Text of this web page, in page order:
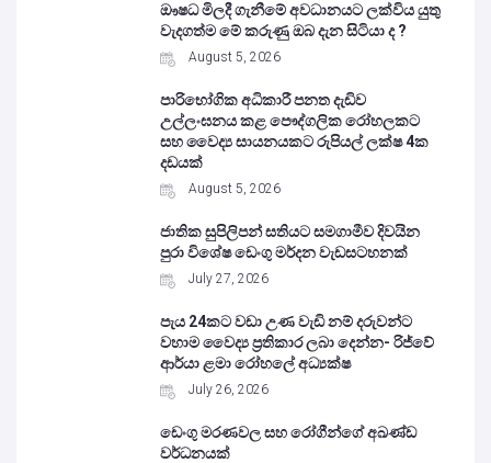
ඖෂධ මිලදී ගැනීමේ අවධානයට ලක්විය යුතු
වැදගත්ම මේ කරුණු ඔබ දැන සිටියා ද ?
August 5, 2026
පාරිභෝගික අධිකාරී පනත දැඩිව
උල්ලංඝනය කළ පෞද්ගලික රෝහලකට
සහ වෛද්‍ය සායනයකට රුපියල් ලක්ෂ 4ක
දඩයක්
August 5, 2026
ජාතික සුපිලිපන් සතියට සමගාමීව දිවයින
පුරා විශේෂ ඩෙංගු මර්දන වැඩසටහනක්
July 27, 2026
පැය 24කට වඩා උණ වැඩි නම් දරුවන්ට
වහාම වෛද්‍ය ප්‍රතිකාර ලබා දෙන්න- රිජ්වේ
ආර්යා ළමා රෝහලේ අධ්‍යක්ෂ
July 26, 2026
ඩෙංගු මරණවල සහ රෝගීන්ගේ අඛණ්ඩ
වර්ධනයක්